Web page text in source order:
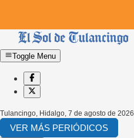
Toggle Menu
Tulancingo, Hidalgo, 7 de agosto de 2026
VER MÁS PERIÓDICOS